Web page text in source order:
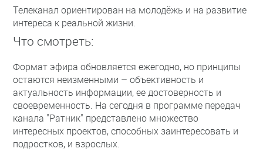
Телеканал ориентирован на молодёжь и на развитие
интереса к реальной жизни.
Что смотреть:
Формат эфира обновляется ежегодно, но принципы
остаются неизменными – объективность и
актуальность информации, ее достоверность и
своевременность. На сегодня в программе передач
канала "Ратник" представлено множество
интересных проектов, способных заинтересовать и
подростков, и взрослых.